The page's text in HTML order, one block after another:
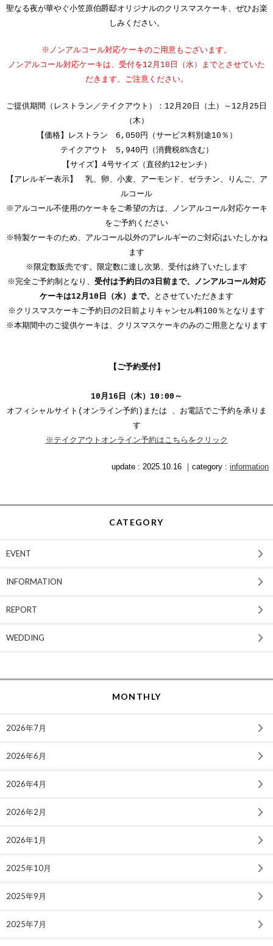
聖なる夜が華やぐ小笠原伯爵邸オリジナルのクリスマスケーキ、ぜひお楽
しみください。
※ノンアルコール対応ケーキのご用意もございます。
ノンアルコール対応ケーキは、受付を12月10日（水）までとさせていた
だきます。ご注意ください。
ご提供期間（レストラン／テイクアウト）：12月20日（土）～12月25日
（木）
【価格】レストラン 6,050円（サービス料別途10％）
テイクアウト 5,940円（消費税8%含む）
【サイズ】4号サイズ（直径約12センチ）
【アレルギー表示】 乳、卵、小麦、アーモンド、ゼラチン、りんご、ア
ルコール
※アルコール不使用のケーキをご希望の方は、ノンアルコール対応ケーキ
をご予約ください
※特製ケーキのため、アルコール以外のアレルギーのご対応はいたしかね
ます
※限定数販売です。限定数に達し次第、受付は終了いたします
※完全ご予約制となり、 受付は予約日の3日前まで、ノンアルコール対応
ケーキは12月10日（水）まで、
とさせていただきます
※クリスマスケーキご予約日の2日前よりキャンセル料100％となります
※本期間中のご提供ケーキは、クリスマスケーキのみのご用意となります
【ご予約受付】
10月16日（木）10:00～
オフィシャルサイト(オンライン予約)または 、お電話でご予約を承りま
す
※テイクアウトオンライン予約はこちらをクリック
update : 2025.10.16 ｜category : information
CATEGORY
EVENT
INFORMATION
REPORT
WEDDING
MONTHLY
2026年7月
2026年6月
2026年4月
2026年2月
2026年1月
2025年10月
2025年9月
2025年7月